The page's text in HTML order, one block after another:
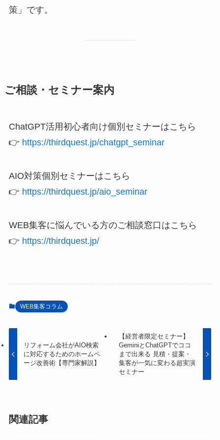
策」です。
ご相談・セミナー案内
ChatGPT活用初心者向け個別セミナーはこちら
👉 https://thirdquest.jp/chatgpt_seminar
AIO対策個別セミナーはこちら
👉 https://thirdquest.jp/aio_seminar
WEB集客に悩んでいる方のご相談窓口はこちら
👉 https://thirdquest.jp/
WEB集客コラム
リフォーム会社がAIO検索
に対応するためのホームペ
ージ改善術【専門家解説】
【経営者限定セミナー】
GeminiとChatGPTでココ
まで出来る 見積・提案・
集客が一気に変わる超実演
セミナー
関連記事